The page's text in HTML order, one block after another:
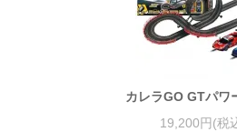
カレラGO GTパワ
19,200円(税